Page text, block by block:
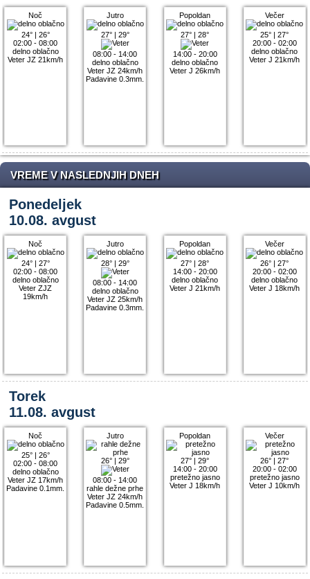
Noč
24°| 26°
02:00 - 08:00
delno oblačno
Veter JZ 21km/h
Jutro
27°| 29°
08:00 - 14:00
delno oblačno
Veter JZ 24km/h
Padavine 0.3mm.
Popoldan
27° |28°
14:00 - 20:00
delno oblačno
Veter J 26km/h
Večer
25° |27°
20:00 - 02:00
delno oblačno
Veter J 21km/h
VREME V NASLEDNJIH DNEH
Ponedeljek
10.08. avgust
Noč
24°| 27°
02:00 - 08:00
delno oblačno
Veter ZJZ
19km/h
Jutro
28°| 29°
08:00 - 14:00
delno oblačno
Veter JZ 25km/h
Padavine 0.3mm.
Popoldan
27° |28°
14:00 - 20:00
delno oblačno
Veter J 21km/h
Večer
26° |27°
20:00 - 02:00
delno oblačno
Veter J 18km/h
Torek
11.08. avgust
Noč
25°| 26°
02:00 - 08:00
delno oblačno
Veter JZ 17km/h
Padavine 0.1mm.
Jutro
26°| 29°
08:00 - 14:00
rahle dežne prhe
Veter JZ 24km/h
Padavine 0.5mm.
Popoldan
27° |29°
14:00 - 20:00
pretežno jasno
Veter J 18km/h
Večer
26° |27°
20:00 - 02:00
pretežno jasno
Veter J 10km/h